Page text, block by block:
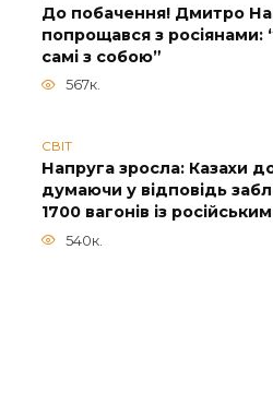
До побачення! Дмитро
попрощався з росіянами:
самі з собою”
567к.
СВІТ
Напруга зросла: Казахи
думаючи у відповідь
1700 вагонів із
540к.